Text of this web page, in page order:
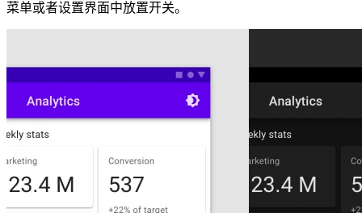
菜单或者设置界面中放置开关。